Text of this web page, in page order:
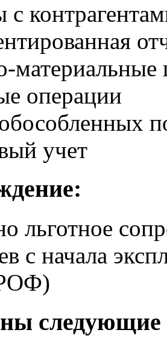
с
материальные
операции
учет
льготное
с начала
следующие